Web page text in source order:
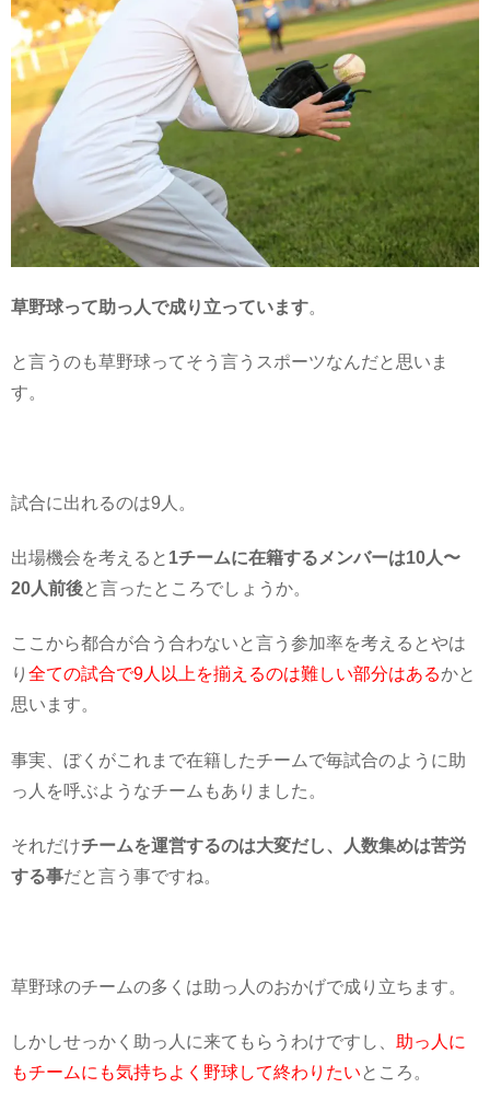
草野球って助っ人で成り立っています。
と言うのも草野球ってそう言うスポーツなんだと思いま
す。
試合に出れるのは9人。
出場機会を考えると 1チームに在籍するメンバーは10人〜
20人前後と言ったところでしょうか。
ここから都合が合う合わないと言う参加率を考えるとやは
り 全ての試合で9人以上を揃えるのは難しい部分はあるかと
思います。
事実、ぼくがこれまで在籍したチームで毎試合のように助
っ人を呼ぶようなチームもありました。
それだけチームを運営するのは大変だし、人数集めは苦労
する事だと言う事ですね。
草野球のチームの多くは助っ人のおかげで成り立ちます。
しかしせっかく助っ人に来てもらうわけですし、 助っ人に
もチームにも気持ちよく野球して終わりたい ところ。